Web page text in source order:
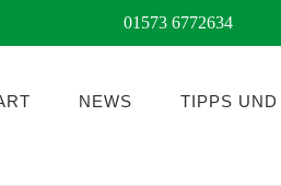
01573 6772634
NEWS TIPPS